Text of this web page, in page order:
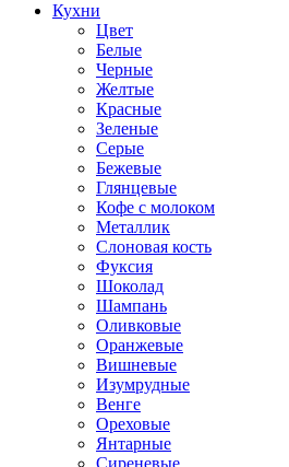
Кухни
Цвет
Белые
Черные
Желтые
Красные
Зеленые
Серые
Бежевые
Глянцевые
Кофе с молоком
Металлик
Слоновая кость
Фуксия
Шоколад
Шампань
Оливковые
Оранжевые
Вишневые
Изумрудные
Венге
Ореховые
Янтарные
Сиреневые